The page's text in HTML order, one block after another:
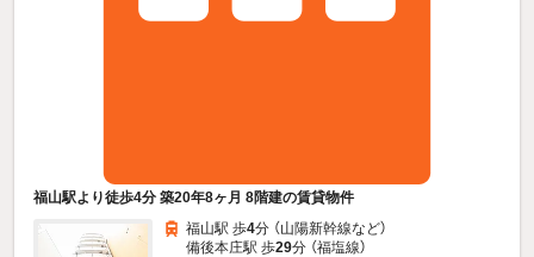
福山駅より徒歩4分 築20年8ヶ月 8階建の賃貸物件
福山駅 歩4分 （山陽新幹線など）
備後本庄駅 歩29分 （福塩線）